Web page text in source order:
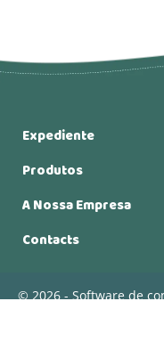
Expediente
Produtos
A Nossa Empresa
Contacts
© 2026 - Software de